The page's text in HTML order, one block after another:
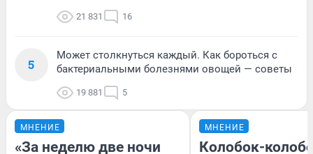
21 831 16
5
Может столкнуться каждый. Как бороться с
бактериальными болезнями овощей — советы
19 881 5
МНЕНИЕ
«За неделю две ночи
МНЕНИЕ
Колобок-